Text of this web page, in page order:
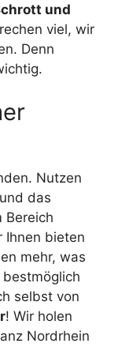
und
viel, wir
Denn
Nutzen
das
Bereich
Ihnen bieten
mehr, was
selbst von
! Wir holen
Nordrhein